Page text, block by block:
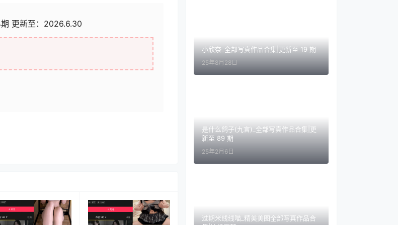
更新至：2026.6.30
小欣奈_全部写真作品合集|更新至 19 期
25年8月28日
是什么鸽子(九言)_全部写真作品合集|更
新至 89 期
25年2月6日
过期米线线喵_精美美图全部写真作品合